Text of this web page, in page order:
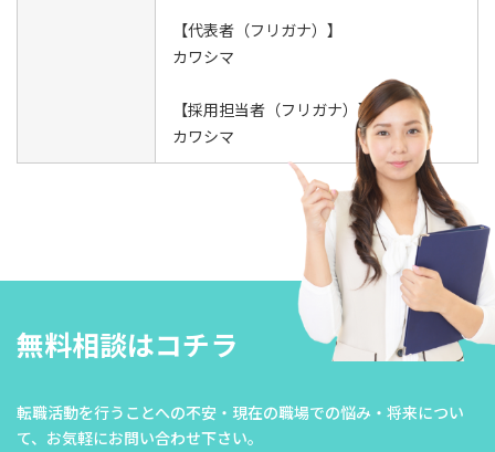
【代表者（フリガナ）】
カワシマ
【採用担当者（フリガナ）】
カワシマ
無料相談はコチラ
転職活動を行うことへの不安・現在の職場での悩み・将来につい
て、 お気軽にお問い合わせ下さい。